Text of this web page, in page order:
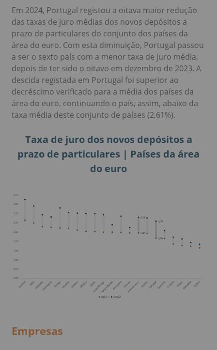
Em 2024, Portugal registou a oitava maior redução
das taxas de juro médias dos novos depósitos a
prazo de particulares do conjunto dos países da
área do euro. Com esta diminuição, Portugal passou
a ser o sexto país com a menor taxa de juro média,
depois de ter sido o oitavo em dezembro de 2023. A
descida registada em Portugal foi superior ao
decréscimo verificado para a média dos países da
área do euro, continuando o país, assim, abaixo da
taxa média deste conjunto de países (2,61%).
Taxa de juro dos novos depósitos a
prazo de particulares | Países da área
do euro
Empresas